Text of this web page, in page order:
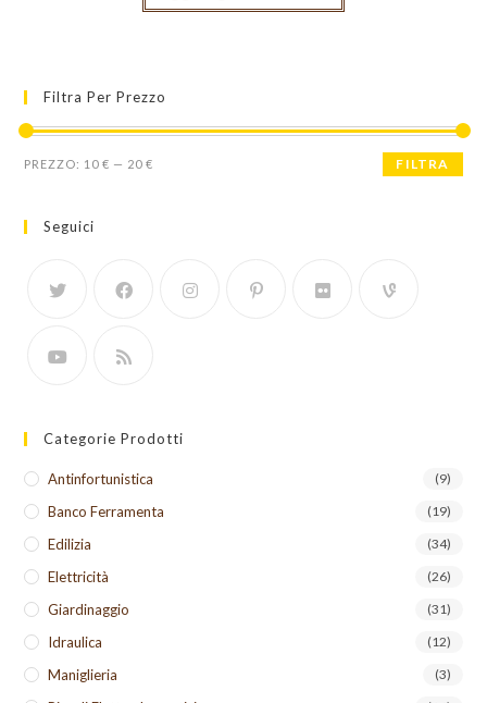
Filtra Per Prezzo
Prezzo
Prezzo
FILTRA
PREZZO: 10 € — 20 €
Seguici
Categorie Prodotti
Antinfortunistica (9)
Banco Ferramenta (19)
Edilizia (34)
Elettricità (26)
Giardinaggio (31)
Idraulica (12)
Maniglieria (3)